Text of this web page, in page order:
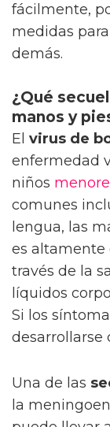
fácilmente,
medidas
demás.
¿Qué
manos y
El virus de
enfermedad
niños
comunes
lengua, las
es altamente
través de la
líquidos
Si los
desarrollarse
Una de las
la